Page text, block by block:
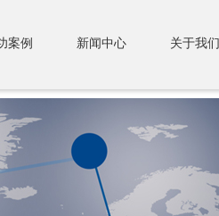
案例 新闻中心 关于我们